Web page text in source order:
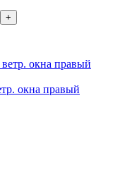
+
окна правый